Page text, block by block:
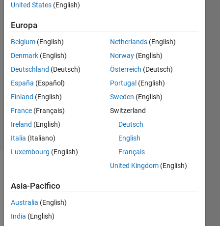
2013
Risposte
accettata
Aggiornato
14 Feb
30
Visualizzazioni
(30 giorni)
United States (English)
Europa
Belgium (English)
Denmark (English)
Deutschland (Deutsch)
España (Español)
Finland (English)
France (Français)
Ireland (English)
Italia (Italiano)
Luxembourg (English)
Netherlands(English)
Norway(English)
Österreich (Deutsch)
Portugal (English)
Sweden (English)
Switzerland
Deutsch
English
Français
United Kingdom(English)
Asia-Pacifico
Australia (English)
India (English)